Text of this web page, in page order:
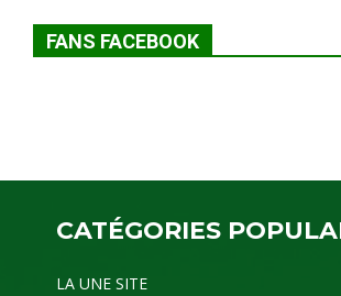
FANS FACEBOOK
CATÉGORIES
LA UNE SITE